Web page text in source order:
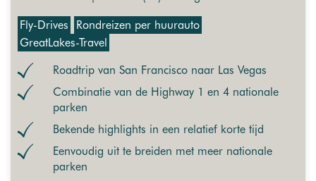
Fly-Drives
Rondreizen per huurauto
GreatLakes-Travel
Roadtrip van San Francisco naar Las Vegas
Combinatie van de Highway 1 en 4 nationale
parken
Bekende highlights in een relatief korte tijd
Eenvoudig uit te breiden met meer nationale
parken